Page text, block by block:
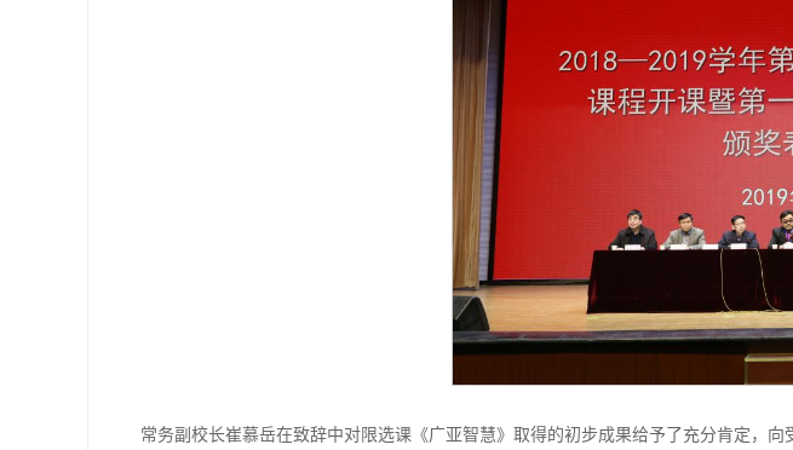
常务副校长崔慕岳在致辞中对限选课《广亚智慧》取得的初步成果给予了充分肯定，